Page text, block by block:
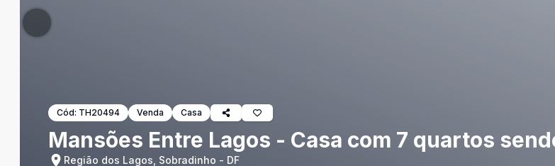
Cód: TH20494 Venda Casa
Mansões Entre Lagos - Casa com 7 quartos
Região dos Lagos, Sobradinho - DF